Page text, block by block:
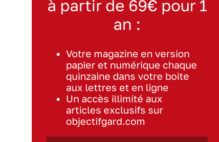
à partir de 69€ pour 1
an :
Votre magazine en version
papier et numérique chaque
quinzaine dans votre boite
aux lettres et en ligne
Un accès illimité aux
articles exclusifs sur
objectifgard.com